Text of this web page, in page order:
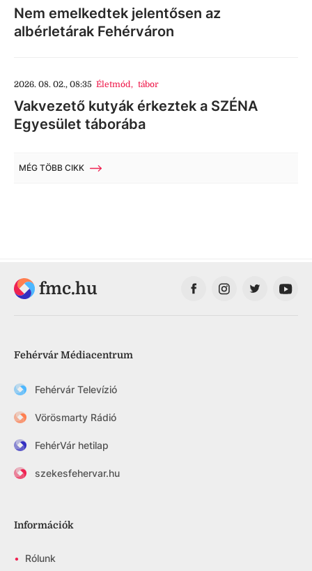
Nem emelkedtek jelentősen az
albérletárak Fehérváron
2026. 08. 02., 08:35 Életmód, tábor
Vakvezető kutyák érkeztek a SZÉNA
Egyesület táborába
MÉG TÖBB CIKK
fmc.hu
Fehérvár Médiacentrum
Fehérvár Televízió
Vörösmarty Rádió
FehérVár hetilap
szekesfehervar.hu
Információk
• Rólunk